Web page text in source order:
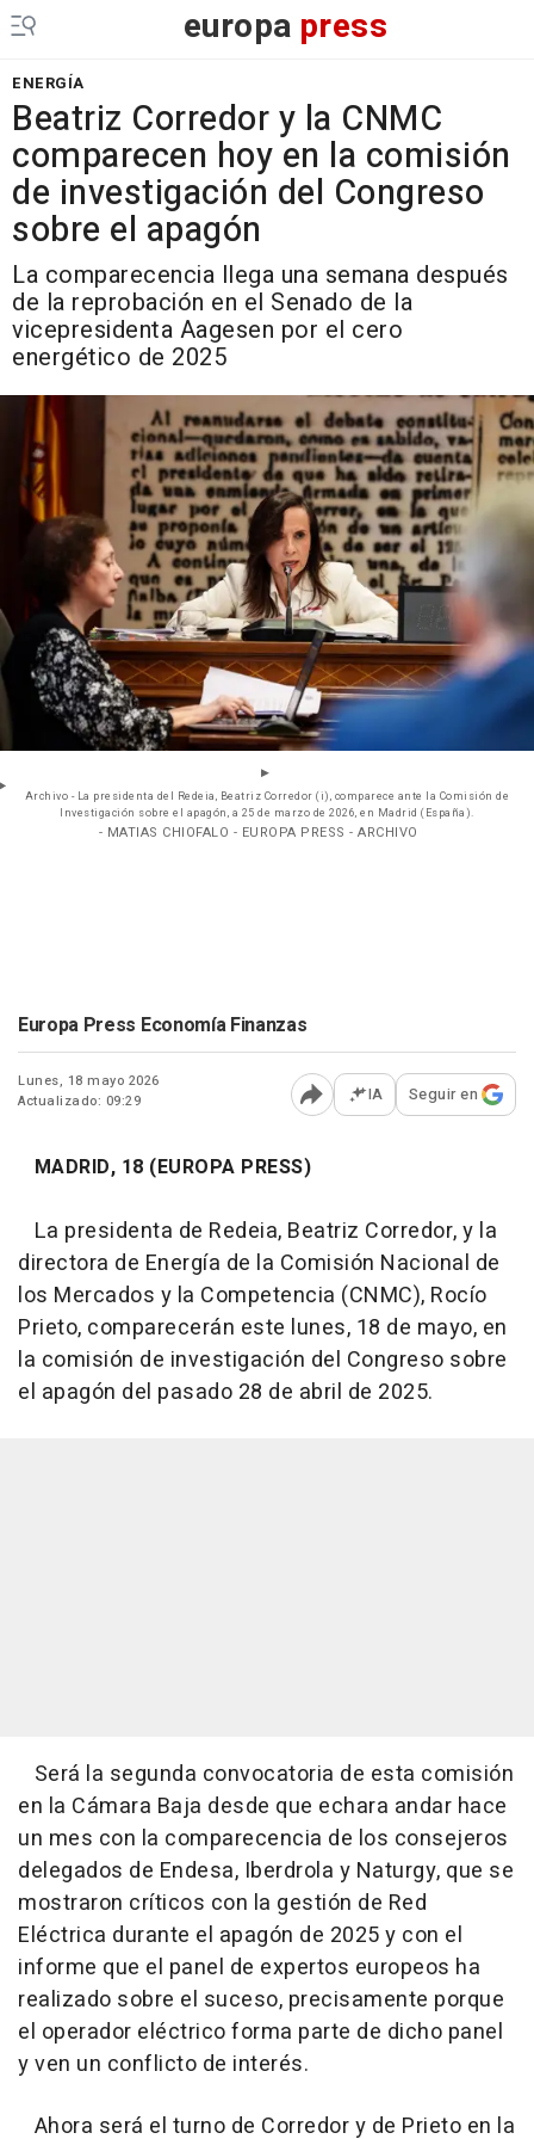
europa press
ENERGÍA
Beatriz Corredor y la CNMC
comparecen hoy en la comisión
de investigación del Congreso
sobre el apagón
La comparecencia llega una semana después
de la reprobación en el Senado de la
vicepresidenta Aagesen por el cero
energético de 2025
Archivo - La presidenta del Redeia, Beatriz Corredor (i), comparece ante la Comisión de
Investigación sobre el apagón, a 25 de marzo de 2026, en Madrid (España).
- MATIAS CHIOFALO - EUROPA PRESS - ARCHIVO
Europa Press Economía Finanzas
Lunes, 18 mayo 2026
Actualizado: 09:29
Abrir opciones para
IA Seguir en
MADRID, 18 (EUROPA PRESS)
La presidenta de Redeia, Beatriz Corredor, y la
directora de Energía de la Comisión Nacional de
los Mercados y la Competencia (CNMC), Rocío
Prieto, comparecerán este lunes, 18 de mayo, en
la comisión de investigación del Congreso sobre
el apagón del pasado 28 de abril de 2025.
Será la segunda convocatoria de esta comisión
en la Cámara Baja desde que echara andar hace
un mes con la comparecencia de los consejeros
delegados de Endesa, Iberdrola y Naturgy, que se
mostraron críticos con la gestión de Red
Eléctrica durante el apagón de 2025 y con el
informe que el panel de expertos europeos ha
realizado sobre el suceso, precisamente porque
el operador eléctrico forma parte de dicho panel
y ven un conflicto de interés.
Ahora será el turno de Corredor y de Prieto en la